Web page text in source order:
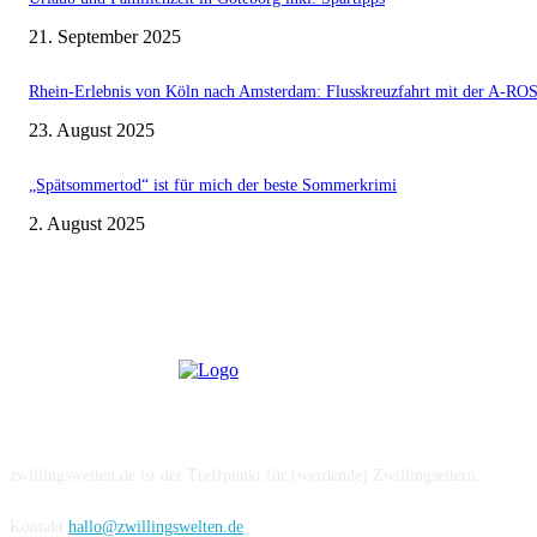
21. September 2025
Rhein-Erlebnis von Köln nach Amsterdam: Flusskreuzfahrt mit der A-
23. August 2025
„Spätsommertod“ ist für mich der beste Sommerkrimi
2. August 2025
hallo@zwillingswelten.de